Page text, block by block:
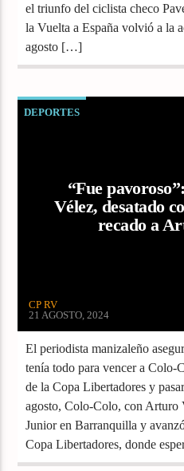
el triunfo del ciclista checo
la Vuelta a España volvió a la
agosto […]
DEPORTES
“Fue
Vélez, desatado
recado a
CP RV
21 AGOSTO, 2024
El periodista manizaleño
tenía todo para vencer a Colo-
de la Copa Libertadores y
agosto, Colo-Colo, con Arturo
Junior en Barranquilla y
Copa Libertadores, donde